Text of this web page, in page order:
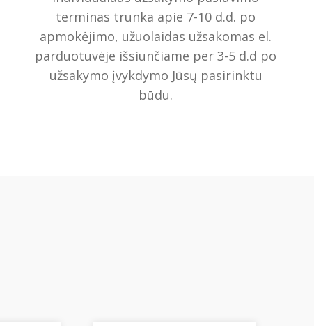
terminas trunka apie 7-10 d.d. po
apmokėjimo, užuolaidas užsakomas el.
parduotuvėje išsiunčiame per 3-5 d.d po
užsakymo įvykdymo Jūsų pasirinktu
būdu.